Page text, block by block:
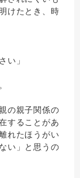
けたとき、時
い」
の親子関係の
することがあ
れたほうがい
い」と思うの